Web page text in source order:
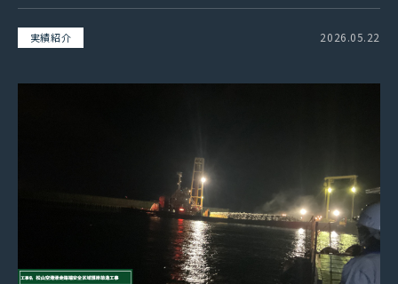
実績紹介 2026.05.22